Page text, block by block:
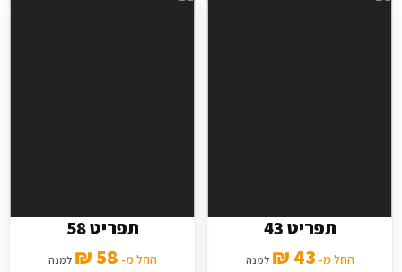
תפריט 43
החל מ- 43 ₪ למנה
תפריט 58
החל מ- 58 ₪ למנה